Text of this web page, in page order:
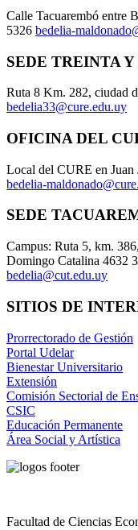
Calle Tacuarembó entre
5326 bedelia-
SEDE TREINTA Y
Ruta 8 Km. 282, ciudad
bedelia33@cure.edu.uy
OFICINA DEL
Local del CURE en
bedelia-
SEDE
Campus: Ruta 5, km.
Domingo Catalina 4632
bedelia@cut.edu.uy
SITIOS DE
Prorrectorado de Gestión
Portal Udelar
Bienestar Universitario
Extensión
Comisión Sectorial de
CSIC
Educación Permanente
Área Social y Artística
Facultad de Ciencias